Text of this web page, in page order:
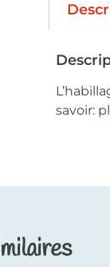
savoir: